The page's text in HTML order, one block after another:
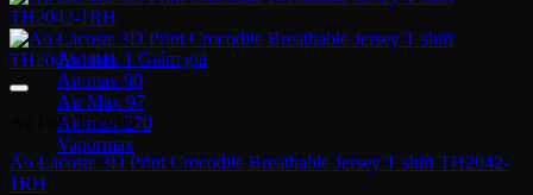
Nike Air Max
Air max 1
Air max 90
Air Max 97
Air max 270
Vapormax
Áo Polo Lacoste
Áo Lacoste 3D Print Crocodile Breathable Jersey T shirt TH2042-
1RH